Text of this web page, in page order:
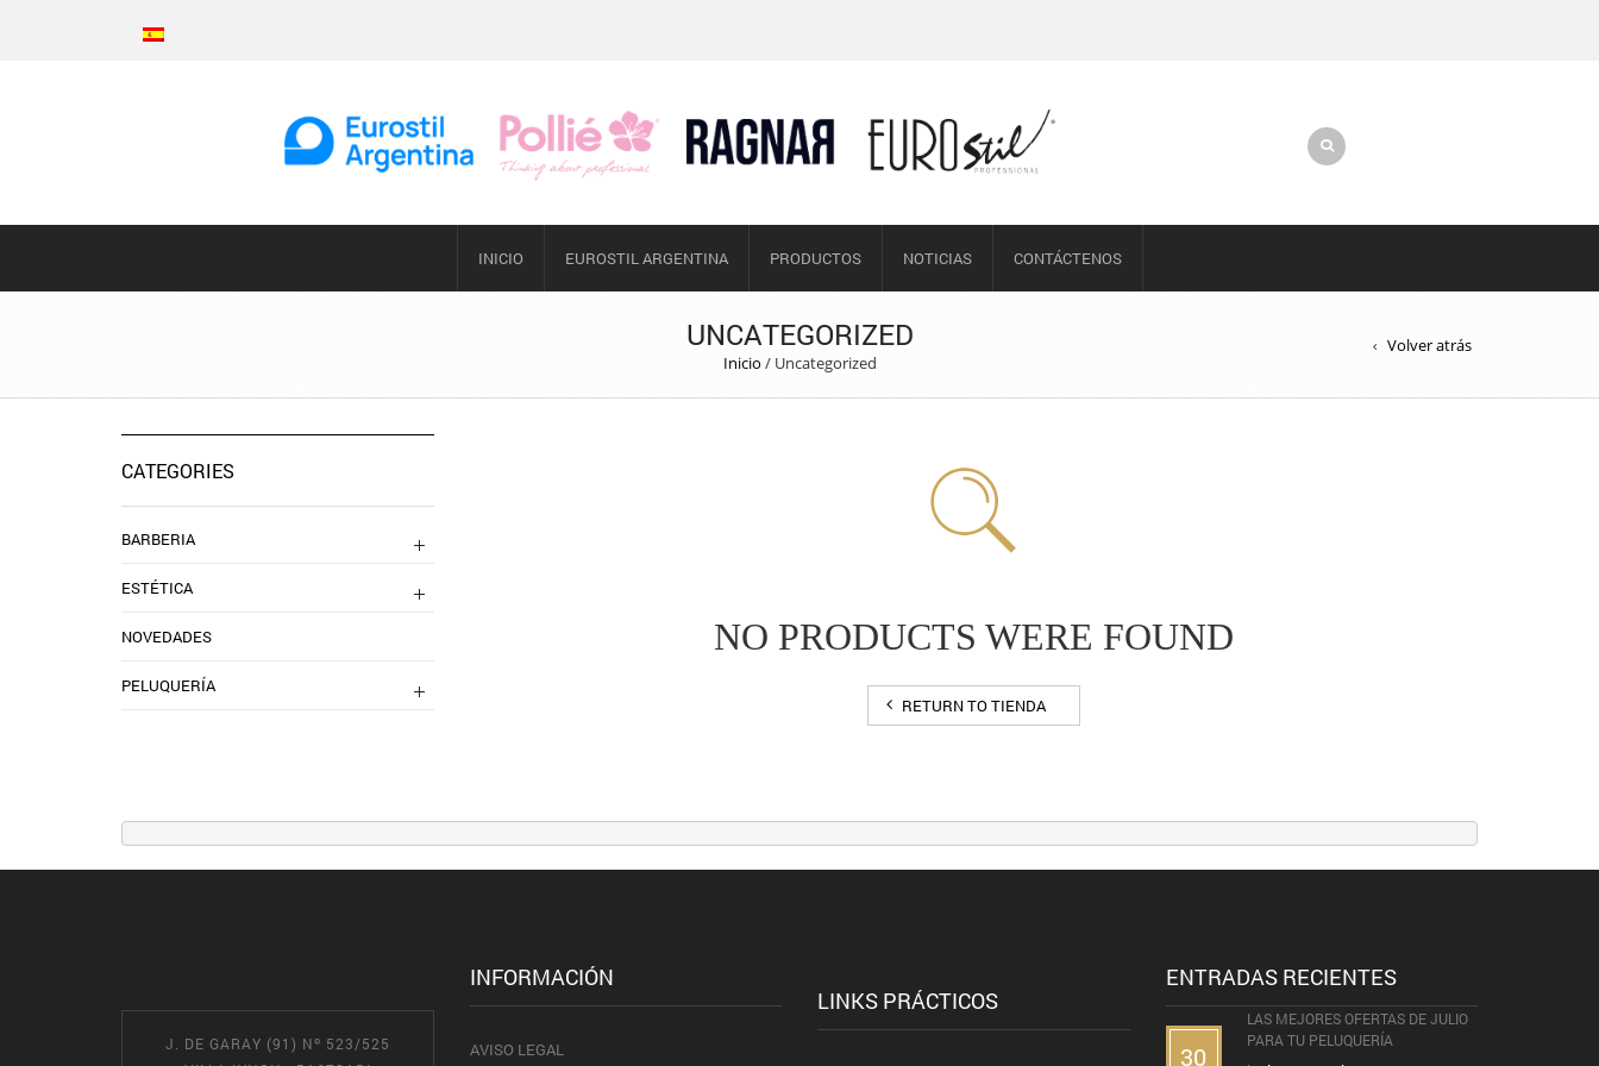
INICIO EUROSTIL ARGENTINA PRODUCTOS NOTICIAS CONTÁCTENOS
UNCATEGORIZED
Inicio / Uncategorized
Volver atrás
NO PRODUCTS WERE FOUND
RETURN TO TIENDA
CATEGORIES
BARBERIA
ESTÉTICA
NOVEDADES
PELUQUERÍA
J. DE GARAY (91) Nº 523/525
INFORMACIÓN
AVISO LEGAL
LINKS PRÁCTICOS
ENTRADAS RECIENTES
30
LAS MEJORES OFERTAS DE JULIO
PARA TU PELUQUERÍA